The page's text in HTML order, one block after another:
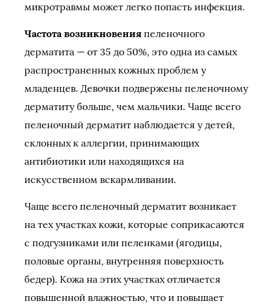
микротравмы может легко попасть инфекция.
Частота возникновения пеленочного
дерматита — от 35 до 50%, это одна из самых
распространенных кожных проблем у
младенцев. Девочки подвержены пеленочному
дерматиту больше, чем мальчики. Чаще всего
пеленочный дерматит наблюдается у детей,
склонных к аллергии, принимающих
антибиотики или находящихся на
искусственном вскармливании.
Чаще всего пеленочный дерматит возникает
на тех участках кожи, которые соприкасаются
с подгузниками или пеленками (ягодицы,
половые органы, внутренняя поверхность
бедер). Кожа на этих участках отличается
повышенной влажностью, что и повышает